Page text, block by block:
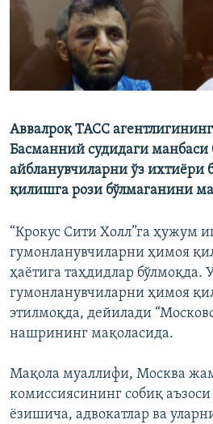
Аввалроқ ТАСС
Басманний судидаги манбаси
айбланувчиларни ўз ихтиёри
қилишга рози бўлмаганини
“Крокус Сити Холл”га ҳужум
гумонланувчиларни ҳимоя
ҳаётига таҳдидлар бўлмоқда.
гумонланувчиларни ҳимоя
этилмоқда, дейилади
нашрининг мақоласида.
Мақола муаллифи, Москва
комиссиясининг собиқ
ёзишича, адвокатлар ва